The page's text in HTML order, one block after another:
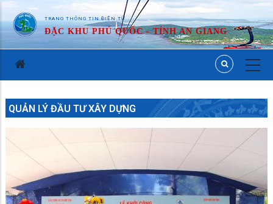
TRANG THÔNG TIN ĐIỆN TỬ
ĐẶC KHU PHÚ QUỐC - TỈNH AN GIANG
QUẢN LÝ ĐẦU TƯ XÂY DỰNG